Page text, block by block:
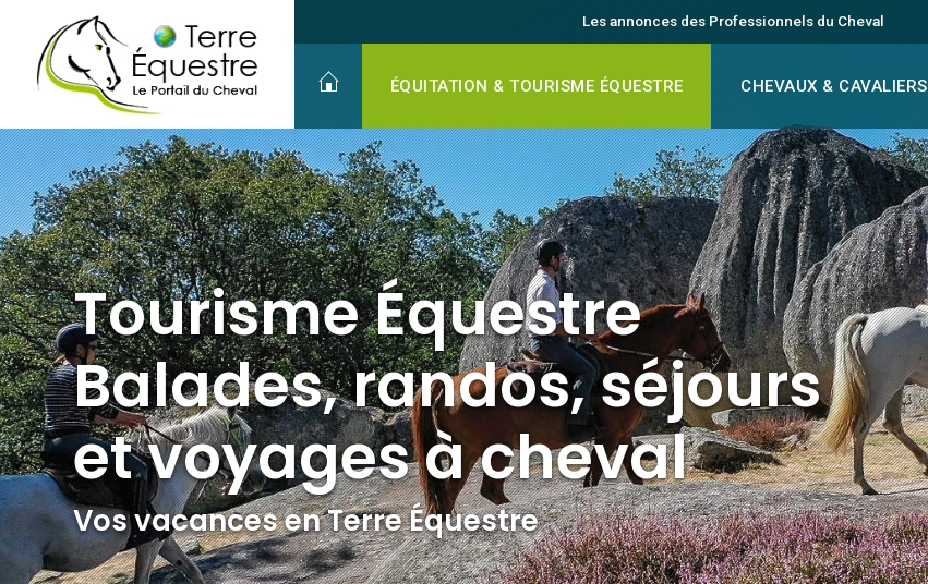
Vacances à Cheval Les annonces des Professionnels du Cheval
ÉQUITATION & TOURISME ÉQUESTRE CHEVAUX & CAVALIERS
Tourisme Équestre
Balades, randos, séjours
et voyages à cheval
Vos vacances en Terre Équestre